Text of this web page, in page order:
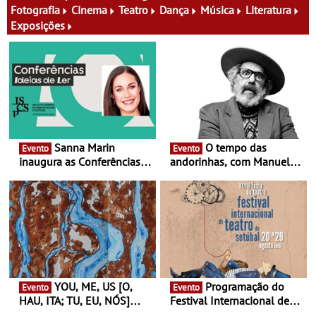
família e muito mais
Fotografia
Cinema Teatro Dança Música
Literatura
Exposições
Evento
inaugura as Conferências
Antiga primeira-ministra da
Finlândia é a convidada da
primeira edição do novo
ciclo de debates dedicado
aos grandes temas do
nosso tempo
Evento
andorinhas, com Manuel
Atum - Concerto
performance na MAAT
Gallery a 3 de Setembro,
19:30
Evento
HAU, ITA; TU, EU, NÓS]
Evento
Festival Internacional de